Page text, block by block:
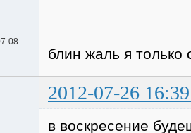
08
блин жаль я
2012-07-26
в воскресение